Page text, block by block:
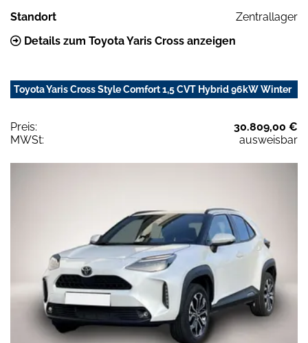
Standort
Zentrallager
Details zum Toyota Yaris Cross anzeigen
Toyota Yaris Cross Style Comfort 1,5 CVT Hybrid 96kW Winter
Preis:
30.809,00 €
MWSt:
ausweisbar